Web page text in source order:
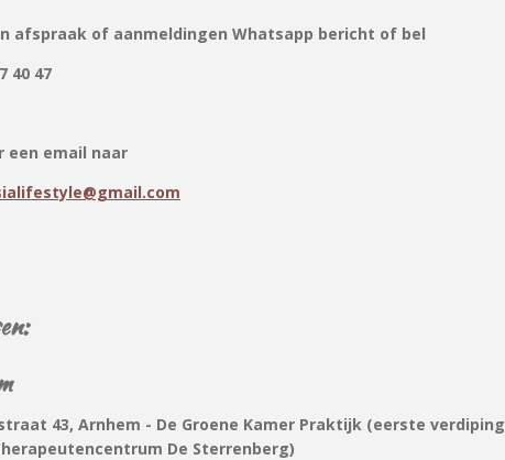
afspraak of aanmeldingen Whatsapp bericht of bel
40 47
een email naar
43, Arnhem - De Groene Kamer Praktijk (eerste verdiping
De Sterrenberg)